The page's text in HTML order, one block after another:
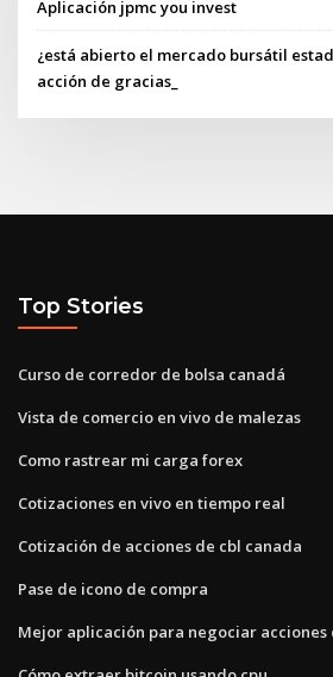
Aplicación jpmc you invest
¿está abierto el mercado bursátil
acción de gracias_
Top Stories
Curso de corredor de bolsa canadá
Vista de comercio en vivo de malezas
Como rastrear mi carga forex
Cotizaciones en vivo en tiempo real
Cotización de acciones de cbl canada
Pase de icono de compra
Mejor aplicación para negociar acciones